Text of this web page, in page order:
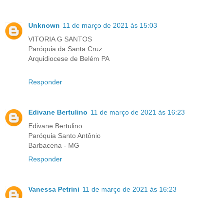
Unknown 11 de março de 2021 às 15:03
VITORIA G SANTOS
Paróquia da Santa Cruz
Arquidiocese de Belém PA
Responder
Edivane Bertulino 11 de março de 2021 às 16:23
Edivane Bertulino
Paróquia Santo Antônio
Barbacena - MG
Responder
Vanessa Petrini 11 de março de 2021 às 16:23